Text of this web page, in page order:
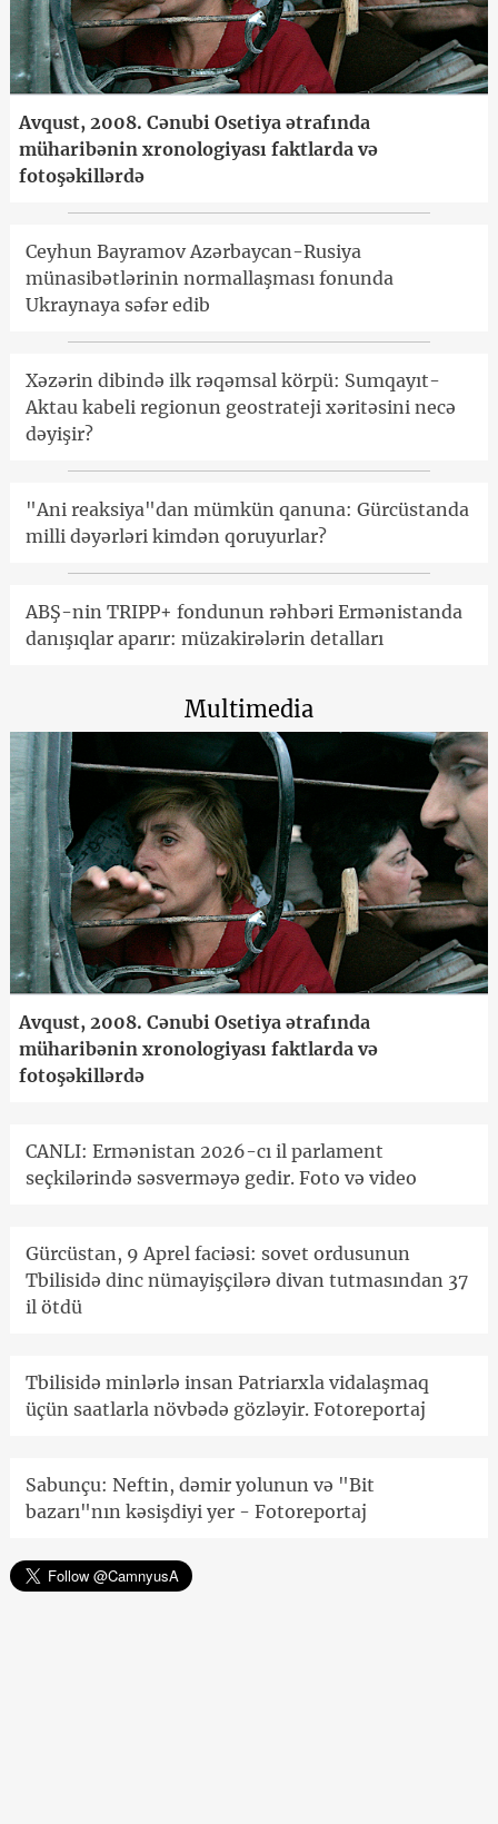
Avqust, 2008. Cənubi Osetiya ətrafında
müharibənin xronologiyası faktlarda və
fotoşəkillərdə
Ceyhun Bayramov Azərbaycan-Rusiya
münasibətlərinin normallaşması fonunda
Ukraynaya səfər edib
Xəzərin dibində ilk rəqəmsal körpü: Sumqayıt-
Aktau kabeli regionun geostrateji xəritəsini necə
dəyişir?
"Ani reaksiya"dan mümkün qanuna: Gürcüstanda
milli dəyərləri kimdən qoruyurlar?
ABŞ-nin TRIPP+ fondunun rəhbəri Ermənistanda
danışıqlar aparır: müzakirələrin detalları
Multimedia
Avqust, 2008. Cənubi Osetiya ətrafında
müharibənin xronologiyası faktlarda və
fotoşəkillərdə
CANLI: Ermənistan 2026-cı il parlament
seçkilərində səsverməyə gedir. Foto və video
Gürcüstan, 9 Aprel faciəsi: sovet ordusunun
Tbilisidə dinc nümayişçilərə divan tutmasından 37
il ötdü
Tbilisidə minlərlə insan Patriarxla vidalaşmaq
üçün saatlarla növbədə gözləyir. Fotoreportaj
Sabunçu: Neftin, dəmir yolunun və "Bit
bazarı"nın kəsişdiyi yer - Fotoreportaj